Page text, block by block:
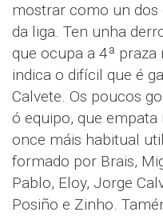
mostrar como un dos
da liga. Ten unha
que ocupa a 4ª
indica o difícil que é
Calvete. Os poucos
ó equipo, que
once máis habitual
formado por Brais,
Pablo, Eloy, Jorge
Posiño e Zinho.